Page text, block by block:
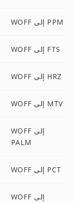
WOFF إلى PPM
WOFF إلى FTS
WOFF إلى HRZ
WOFF إلى MTV
WOFF إلى
PALM
WOFF إلى PCT
WOFF إلى